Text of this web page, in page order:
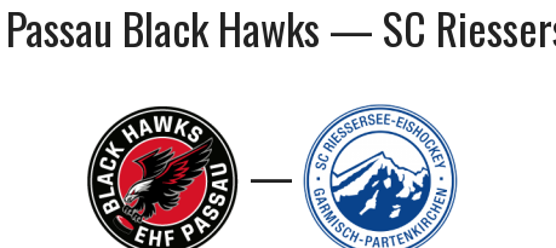
Passau Black Hawks — SC
—